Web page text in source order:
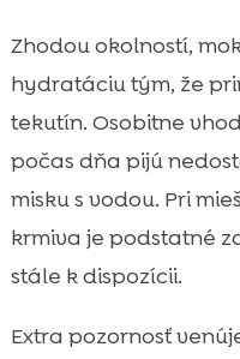
Zhodou okolností,
hydratáciu tým, že
tekutín. Osobitne
počas dňa pijú
misku s vodou. Pri
krmiva je podstatné
stále k dispozícii.
Extra pozornosť